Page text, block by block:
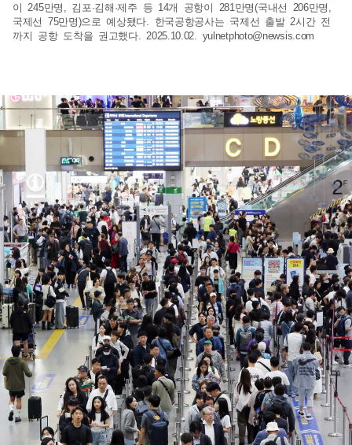
이 245만명, 김포·김해·제주 등 14개 공항이 281만명(국내선 206만명,
국제선 75만명)으로 예상됐다. 한국공항공사는 국제선 출발 2시간 전
까지 공항 도착을 권고했다. 2025.10.02. yulnetphoto@newsis.com